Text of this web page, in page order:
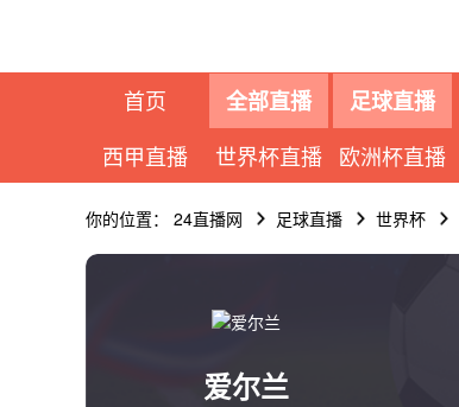
首页 全部直播 足球直播
西甲直播
世界杯直播 欧洲杯直播
你的位置： 24直播网 足球直播 世界杯
爱尔兰